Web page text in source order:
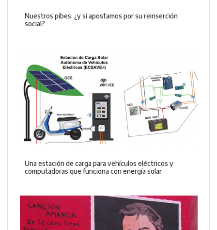
Nuestros pibes: ¿y si apostamos por su reinserción
social?
Una estación de carga para vehículos eléctricos y
computadoras que funciona con energía solar